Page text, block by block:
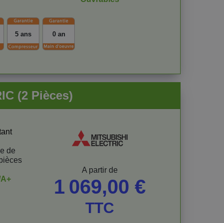
5 ans 0 an
(2 Pièces)
de
A partir de
1 069,00 €
TTC